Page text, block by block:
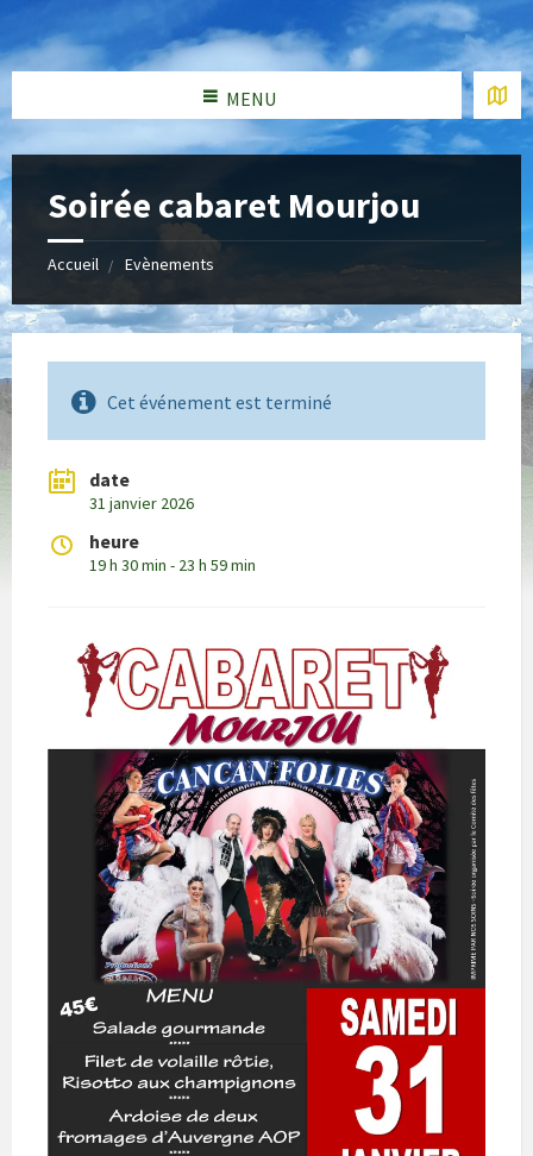
MENU
Soirée cabaret Mourjou
Accueil Evènements
Cet événement est terminé
date
31 janvier 2026
heure
19 h 30 min - 23 h 59 min